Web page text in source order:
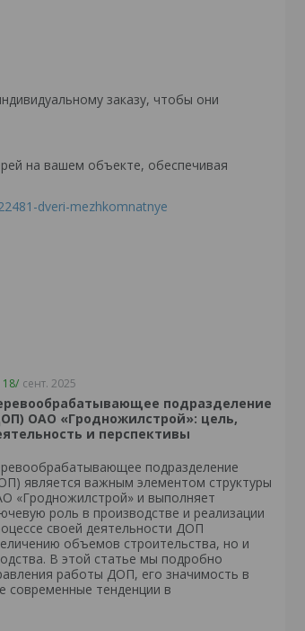
заказу, чтобы они
на вашем объекте, обеспечивая
dveri-mezhkomnatnye
18/ сент. 2025
подразделение
ОАО «Гродножилстрой»: цель,
и перспективы
подразделение
является важным элементом структуры
«Гродножилстрой» и выполняет
роль в производстве и реализации
своей деятельности ДОП
объемов строительства, но и
В этой статье мы подробно
работы ДОП, его значимость в
современные тенденции в